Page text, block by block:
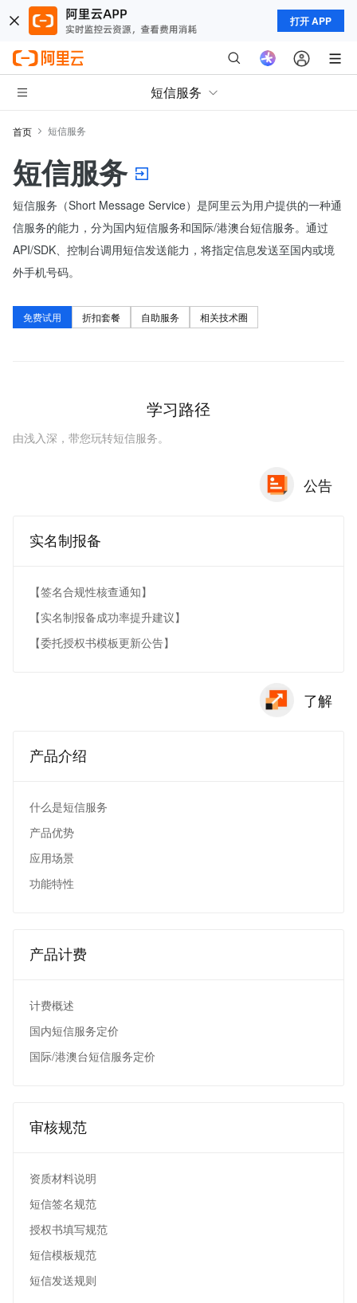
打开 APP
短信服务
首页 短信服务
短信服务
短信服务（Short Message Service）是阿里云为用户提供的一种通
信服务的能力，分为国内短信服务和国际/港澳台短信服务。通过
API/SDK、控制台调用短信发送能力，将指定信息发送至国内或境
外手机号码。
免费试用 折扣套餐 自助服务 相关技术圈
学习路径
由浅入深，带您玩转短信服务。
公告
实名制报备
【签名合规性核查通知】
【实名制报备成功率提升建议】
【委托授权书模板更新公告】
了解
产品介绍
什么是短信服务
产品优势
应用场景
功能特性
产品计费
计费概述
国内短信服务定价
国际/港澳台短信服务定价
审核规范
资质材料说明
短信签名规范
授权书填写规范
短信模板规范
短信发送规则